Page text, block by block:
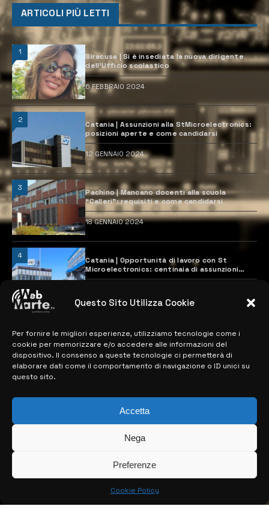
Questo Sito Utilizza Cookie
Per fornire le migliori esperienze, utilizziamo tecnologie come i
cookie per memorizzare e/o accedere alle informazioni del
dispositivo. Il consenso a queste tecnologie ci permetterà di
elaborare dati come il comportamento di navigazione o ID unici su
questo sito.
Accetta
Nega
Preferenze
Cookie Policy
ARTICOLI PIÙ LETTI
1
Siracusa | Si è insediata la nuova dirigente
dell’Ufficio scolastico
6 FEBBRAIO 2024
2
Catania | Assunzioni alla StMicroelectronics:
posizioni aperte e come candidarsi
12 GENNAIO 2024
3
Pachino | Mancano docenti alla scuola
“Calleri”: requisiti e come candidarsi
18 GENNAIO 2024
4
Catania | Opportunità di lavoro con St
Microelectronics: centinaia di assunzioni
previste
MAPPA DEL SITO
> NOTIZIE